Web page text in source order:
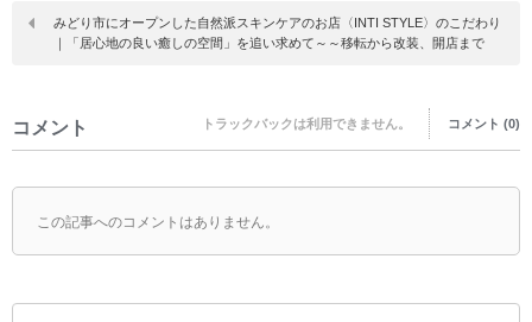
みどり市にオープンした自然派スキンケアのお店〈INTI STYLE〉のこだわり
｜「居心地の良い癒しの空間」を追い求めて～～移転から改装、開店まで
コメント トラックバックは利用できません。 コメント (0)
この記事へのコメントはありません。